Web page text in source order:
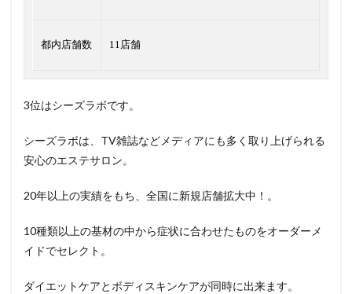
都内店舗数 11店舗
3位はシーズラボです。
シーズラボは、TV雑誌などメディアにも多く取り上げられる
安心のエステサロン。
20年以上の実績をもち、全国に新規店舗拡大中！。
10種類以上の基材の中から症状に合わせたものをオーダーメ
イドでセレクト。
ダイエットケアとボディスキンケアが同時に出来ます。